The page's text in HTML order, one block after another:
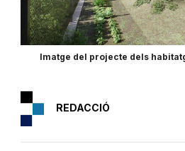
Imatge del projecte dels
REDACCIÓ